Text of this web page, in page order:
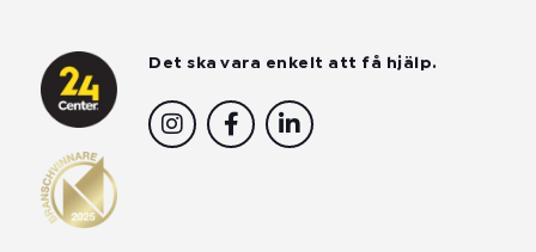
Det ska vara enkelt att få hjälp.
I
n
F
a
L
i